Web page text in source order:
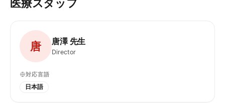
医療スタッフ
唐 唐澤 先生
Director
対応言語
日本語